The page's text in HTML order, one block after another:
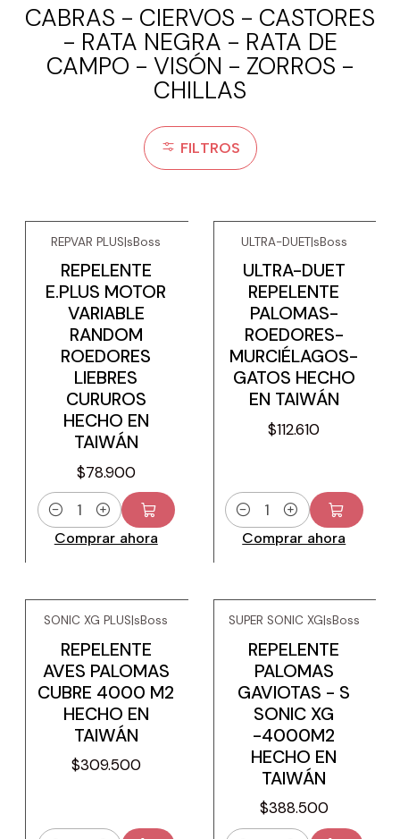
CABRAS - CIERVOS - CASTORES
- RATA NEGRA - RATA DE
CAMPO - VISÓN - ZORROS -
CHILLAS
FILTROS
REPVAR PLUS|sBoss
REPELENTE
E.PLUS MOTOR
VARIABLE
RANDOM
ROEDORES
LIEBRES
CURUROS
HECHO EN
TAIWÁN
$78.900
Cantidad
Comprar ahora
ULTRA-DUET|sBoss
ULTRA-DUET
REPELENTE
PALOMAS-
ROEDORES-
MURCIÉLAGOS-
GATOS HECHO
EN TAIWÁN
$112.610
Cantidad
Comprar ahora
SONIC XG PLUS|sBoss
REPELENTE
AVES PALOMAS
CUBRE 4000 M2
HECHO EN
TAIWÁN
$309.500
SUPER SONIC XG|sBoss
REPELENTE
PALOMAS
GAVIOTAS - S
SONIC XG
-4000M2
HECHO EN
TAIWÁN
$388.500